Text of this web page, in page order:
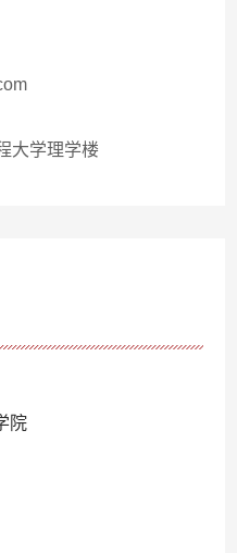
大学理学楼
院